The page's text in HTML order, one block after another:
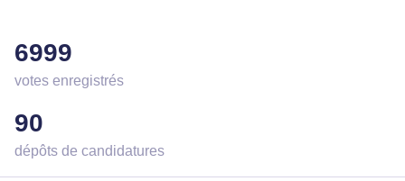
6999
votes enregistrés
90
dépôts de candidatures